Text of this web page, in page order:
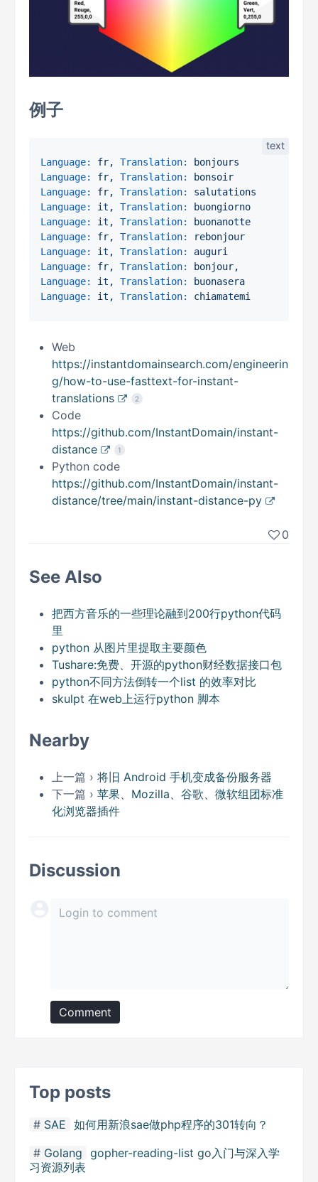
例子
Language: fr, Translation:
bonjours
Language:
fr, Translation:
bonsoir
Language:
fr, Translation:
salutations
Language:
it, Translation:
buongiorno
Language:
it, Translation:
buonanotte
Language:
fr, Translation:
rebonjour
Language:
it, Translation:
auguri
Language:
fr, Translation:
bonjour,
Language:
it, Translation:
buonasera
Language:
it, Translation: chiamatemi
Web
https://instantdomainsearch.com/engineerin
g/how-to-use-fasttext-for-instant-
translations
2
Code
https://github.com/InstantDomain/instant-
distance
1
Python code
https://github.com/InstantDomain/instant-
distance/tree/main/instant-distance-py
0
See Also
把西方音乐的一些理论融到200行python代码
里
python 从图片里提取主要颜色
Tushare:免费、开源的python财经数据接口包
python不同方法倒转一个list 的效率对比
skulpt 在web上运行python 脚本
Nearby
上一篇 › 将旧 Android 手机变成备份服务器
下一篇 › 苹果、Mozilla、谷歌、微软组团标准
化浏览器插件
Discussion
Comment
Top posts
SAE 如何用新浪sae做php程序的301转向？
Golang gopher-reading-list go入门与深入学
习资源列表